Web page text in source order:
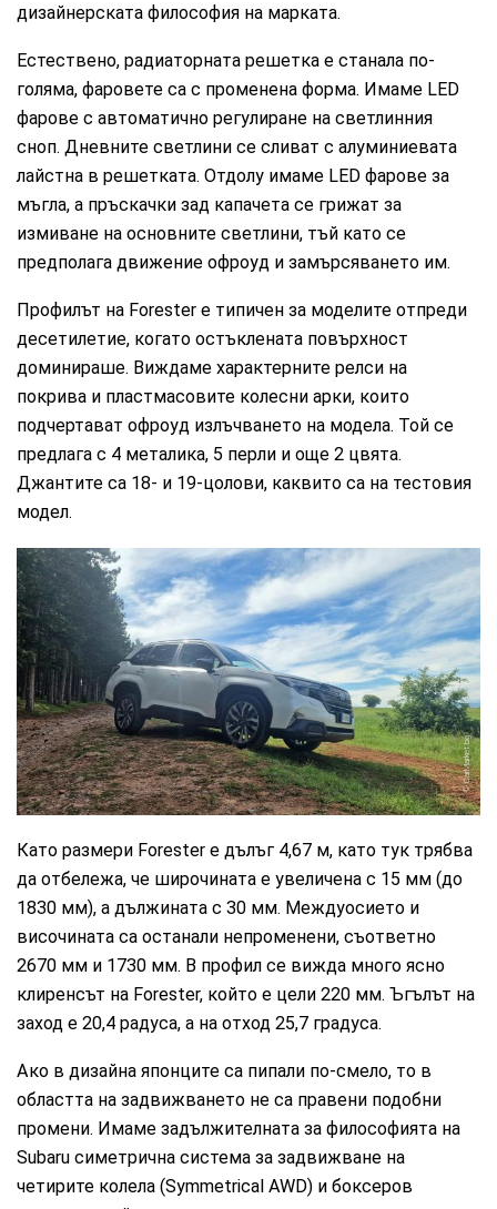
дизайнерската философия на марката.
Естествено, радиаторната решетка е станала по-
голяма, фаровете са с променена форма. Имаме LED
фарове с автоматично регулиране на светлинния
сноп. Дневните светлини се сливат с алуминиевата
лайстна в решетката. Отдолу имаме LED фарове за
мъгла, а пръскачки зад капачета се грижат за
измиване на основните светлини, тъй като се
предполага движение офроуд и замърсяването им.
Профилът на Forester е типичен за моделите отпреди
десетилетие, когато остъклената повърхност
доминираше. Виждаме характерните релси на
покрива и пластмасовите колесни арки, които
подчертават офроуд излъчването на модела. Той се
предлага с 4 металика, 5 перли и още 2 цвята.
Джантите са 18- и 19-цолови, каквито са на тестовия
модел.
CarMarket.bg
Като размери Forester е дълъг 4,67 м, като тук трябва
да отбележа, че широчината е увеличена с 15 мм (до
1830 мм), а дължината с 30 мм. Междуосието и
височината са останали непроменени, съответно
2670 мм и 1730 мм. В профил се вижда много ясно
клиренсът на Forester, който е цели 220 мм. Ъгълът на
заход е 20,4 радуса, а на отход 25,7 градуса.
Ако в дизайна японците са пипали по-смело, то в
областта на задвижването не са правени подобни
промени. Имаме задължителната за философията на
Subaru симетрична система за задвижване на
четирите колела (Symmetrical AWD) и боксеров